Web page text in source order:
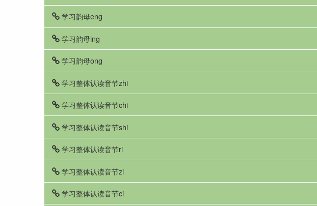
学习韵母eng
学习韵母ing
学习韵母ong
学习整体认读音节zhi
学习整体认读音节chi
学习整体认读音节shi
学习整体认读音节ri
学习整体认读音节zi
学习整体认读音节ci